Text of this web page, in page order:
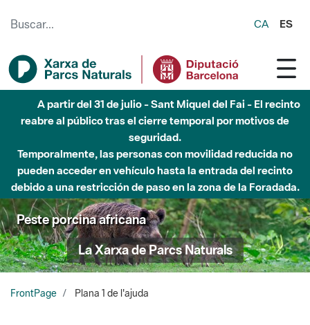
CA ES
A partir del 31 de julio - Sant Miquel del Fai - El recinto
reabre al público tras el cierre temporal por motivos de
seguridad.
Temporalmente, las personas con movilidad reducida no
pueden acceder en vehículo hasta la entrada del recinto
debido a una restricción de paso en la zona de la Foradada.
Peste porcina africana
La Xarxa de Parcs Naturals
FrontPage Plana 1 de l'ajuda